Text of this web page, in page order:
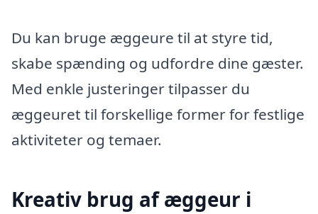
Du kan bruge æggeure til at styre tid,
skabe spænding og udfordre dine gæster.
Med enkle justeringer tilpasser du
æggeuret til forskellige former for festlige
aktiviteter og temaer.
Kreativ brug af æggeur i